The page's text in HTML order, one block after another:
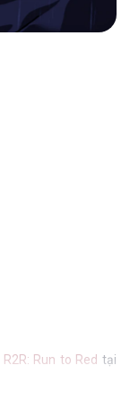
R2R: Run to Red tại